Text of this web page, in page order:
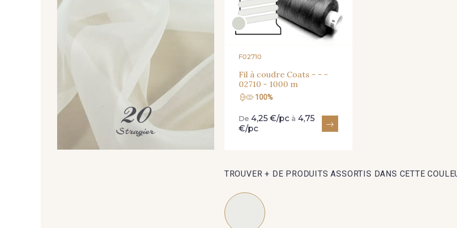
F02710
Fil à coudre Coats - - -
02710 - 1000 m
100%
De 4,25 €/pc à 4,75
€/pc
TROUVER + DE PRODUITS ASSORTIS DANS CETTE